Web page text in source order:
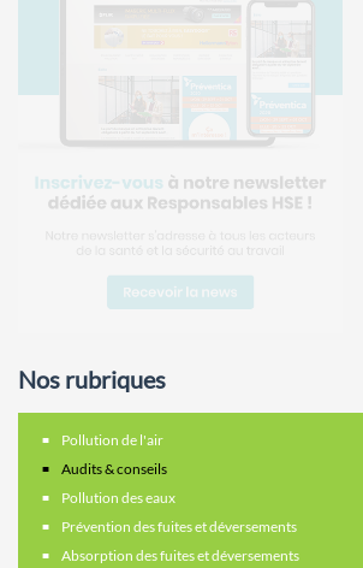
Nos rubriques
Pollution de l'air
Audits & conseils
Pollution des eaux
Prévention des fuites et déversements
Absorption des fuites et déversements